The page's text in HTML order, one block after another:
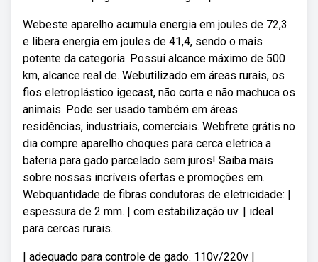
Webeste aparelho acumula energia em joules de 72,3
e libera energia em joules de 41,4, sendo o mais
potente da categoria. Possui alcance máximo de 500
km, alcance real de. Webutilizado em áreas rurais, os
fios eletroplástico igecast, não corta e não machuca os
animais. Pode ser usado também em áreas
residências, industriais, comerciais. Webfrete grátis no
dia compre aparelho choques para cerca eletrica a
bateria para gado parcelado sem juros! Saiba mais
sobre nossas incríveis ofertas e promoções em.
Webquantidade de fibras condutoras de eletricidade: |
espessura de 2 mm. | com estabilização uv. | ideal
para cercas rurais.
| adequado para controle de gado. 110v/220v |